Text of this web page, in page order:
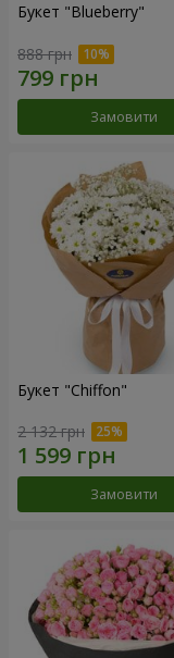
Букет "Blueberry"
888 грн
Замовити
Букет "Chiffon"
2 132 грн
Замовити